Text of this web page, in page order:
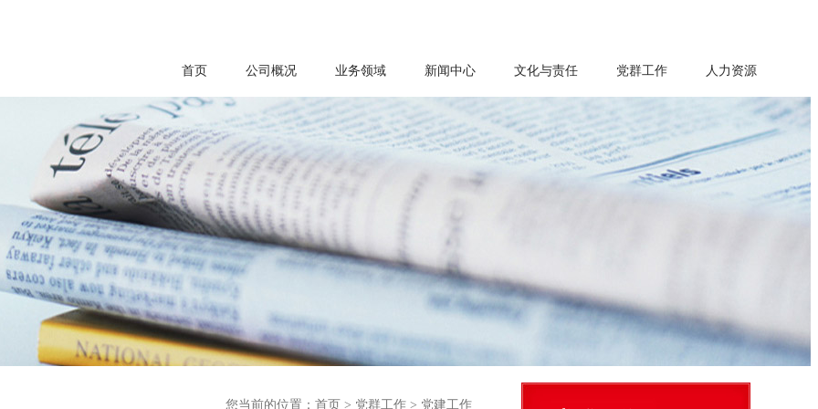
首页 公司概况 业务领域 新闻中心 文化与责任 党群工作 人力资源
您当前的位置： 首页 > 党群工作> 党建工作